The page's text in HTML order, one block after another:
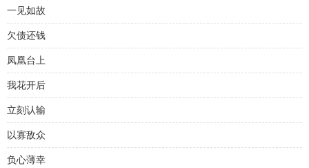
一见如故
欠债还钱
凤凰台上
我花开后
立刻认输
以寡敌众
负心薄幸